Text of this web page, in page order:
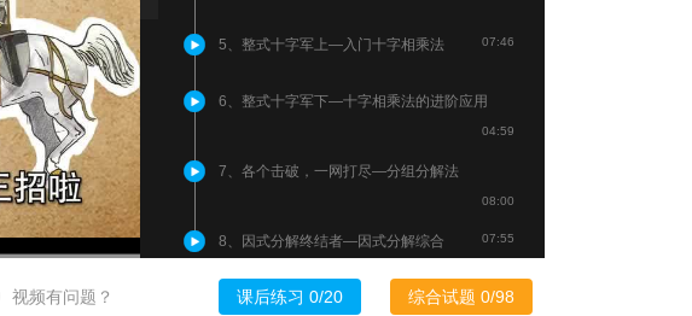
5、整式十字军上—入门十字相乘法 07:46
6、整式十字军下—十字相乘法的进阶应用
04:59
7、各个击破，一网打尽—分组分解法
08:00
8、因式分解终结者—因式分解综合 07:55
视频有问题？ 课后练习 0/20 综合试题 0/98